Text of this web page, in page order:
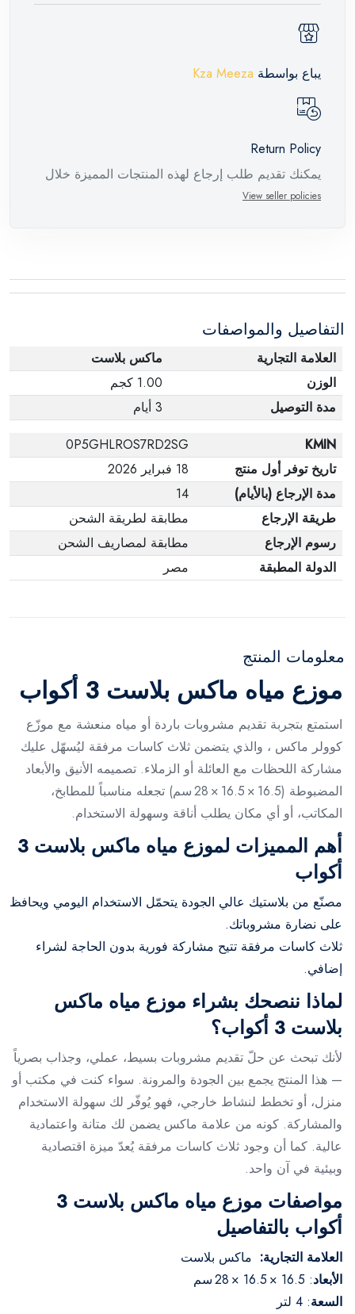
يباع بواسطة Kza Meeza
Return Policy
يمكنك تقديم طلب إرجاع لهذه المنتجات المميزة خلال
عبوته الأصلية. لاحظ أنه لا يمكن إرجاع المنتجات
وفي عبواتها الأصلية.
View seller policies
التفاصيل والمواصفات
العلامة التجارية
ماكس بلاست
الوزن
1.00 كجم
مدة التوصيل
3 أيام
KMIN
0P5GHLROS7RD2SG
تاريخ توفر أول منتج
18 فبراير 2026
مدة الإرجاع (بالأيام)
14
طريقة الإرجاع
مطابقة لطريقة الشحن
رسوم الإرجاع
مطابقة لمصاريف الشحن
الدولة المطبقة
مصر
معلومات المنتج
موزع مياه ماكس بلاست 3 أكواب
استمتع بتجربة تقديم مشروبات باردة أو مياه منعشة مع موزّع
كوولر ماكس ، والذي يتضمن ثلاث كاسات مرفقة ليُسهّل عليك
مشاركة اللحظات مع العائلة أو الزملاء. تصميمه الأنيق والأبعاد
المضبوطة (16.5 × 16.5 × 28 سم) تجعله مناسباً للمطابخ،
المكاتب، أو أي مكان يطلب أناقة وسهولة الاستخدام.
أهم المميزات لموزع مياه ماكس بلاست 3
أكواب
مصنّع من بلاستيك عالي الجودة يتحمّل الاستخدام اليومي ويحافظ
على نضارة مشروباتك.
ثلاث كاسات مرفقة تتيح مشاركة فورية بدون الحاجة لشراء
إضافي.
لماذا ننصحك بشراء موزع مياه ماكس
بلاست 3 أكواب؟
لأنك تبحث عن حلّ تقديم مشروبات بسيط، عملي، وجذاب بصرياً
— هذا المنتج يجمع بين الجودة والمرونة. سواء كنت في مكتب أو
منزل، أو تخطط لنشاط خارجي، فهو يُوفّر لك سهولة الاستخدام
والمشاركة. كونه من علامة ماكس يضمن لك متانة واعتمادية
عالية. كما أن وجود ثلاث كاسات مرفقة يُعدّ ميزة اقتصادية
وبيئية في آن واحد.
مواصفات موزع مياه ماكس بلاست 3
أكواب بالتفاصيل
العلامة التجارية: ماكس بلاست
الأبعاد: 16.5 × 16.5 × 28 سم
السعة: 4 لتر